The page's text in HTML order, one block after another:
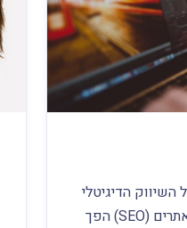
הדיגיטלי
בעידן הדיגיטלי של היום, קידום אתרים (SEO) הפך